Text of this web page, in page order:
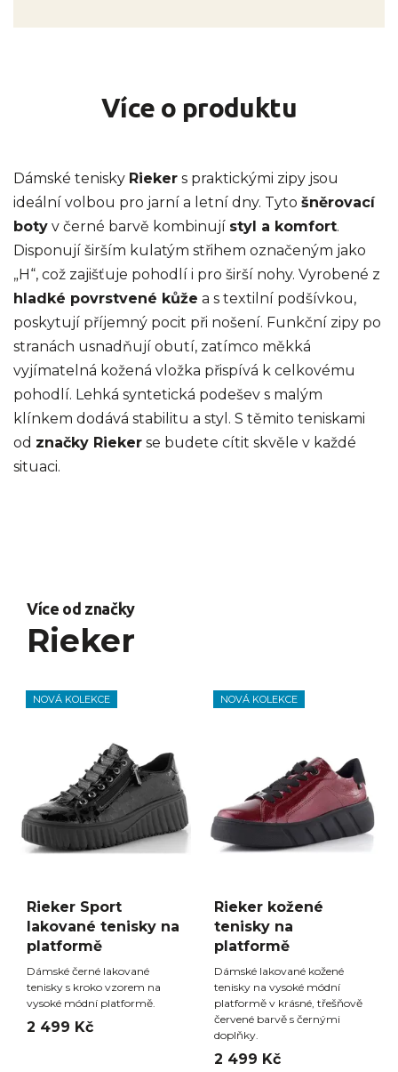
Více o produktu
Dámské tenisky Rieker s praktickými zipy jsou
ideální volbou pro jarní a letní dny. Tyto šněrovací
boty v černé barvě kombinují styl a komfort.
Disponují širším kulatým střihem označeným jako
„H“, což zajišťuje pohodlí i pro širší nohy. Vyrobené z
hladké povrstvené kůže a s textilní podšívkou,
poskytují příjemný pocit při nošení. Funkční zipy po
stranách usnadňují obutí, zatímco měkká
vyjímatelná kožená vložka přispívá k celkovému
pohodlí. Lehká syntetická podešev s malým
klínkem dodává stabilitu a styl. S těmito teniskami
od značky Rieker se budete cítit skvěle v každé
situaci.
Více od značky
Rieker
NOVÁ KOLEKCE
Rieker Sport
lakované tenisky na
platformě
Dámské černé lakované
tenisky s kroko vzorem na
vysoké módní platformě.
2 499 Kč
NOVÁ KOLEKCE
Rieker kožené
tenisky na
platformě
Dámské lakované kožené
tenisky na vysoké módní
platformě v krásné, třešňově
červené barvě s černými
doplňky.
2 499 Kč